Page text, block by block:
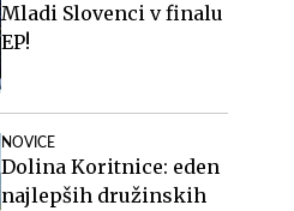
Mladi Slovenci v finalu
EP!
NOVICE
Dolina Koritnice: eden
najlepših družinskih